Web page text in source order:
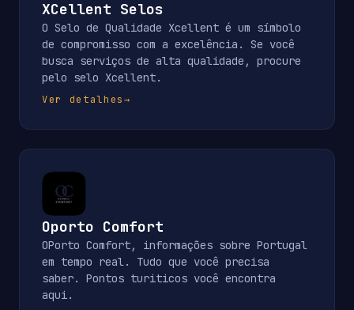
XCellent Selos
O Selo de Qualidade Xcellent é um símbolo
de compromisso com a excelência. Se você
busca serviços de alta qualidade, procure
pelo selo Xcellent.
Ver detalhes→
Oporto Comfort
OPorto Comfort, informações sobre Portugal
em tempo real. Tudo que você precisa
saber. Pontos turiticos você encontra
aqui.